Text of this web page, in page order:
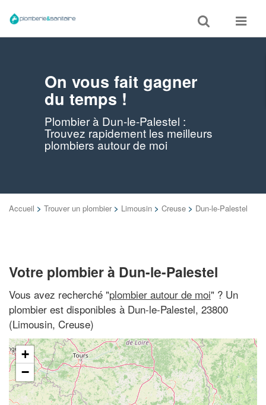
Toggle
search
Toggle
On vous fait gagner
du temps !
Plombier à Dun-le-Palestel :
Trouvez rapidement les meilleurs
plombiers autour de moi
Accueil > Trouver un plombier > Limousin > Creuse > Dun-le-Palestel
Votre plombier à Dun-le-Palestel
Vous avez recherché "plombier autour de moi" ? Un
plombier est disponibles à Dun-le-Palestel, 23800
(Limousin, Creuse)
+
−